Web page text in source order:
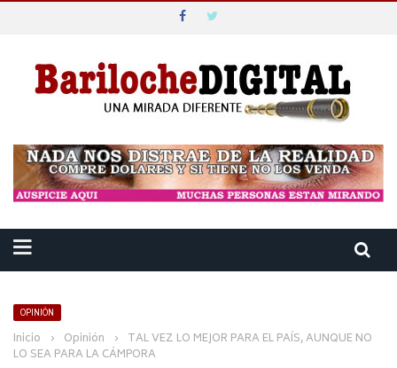
OPINIÓN
Inicio › Opinión › TAL VEZ LO MEJOR PARA EL PAÍS, AUNQUE NO
LO SEA PARA LA CÁMPORA